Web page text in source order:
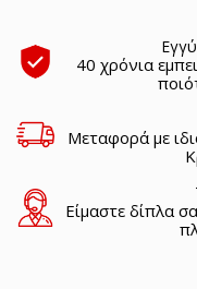
40 χρόνια
Μεταφορά με
Είμαστε δίπλα